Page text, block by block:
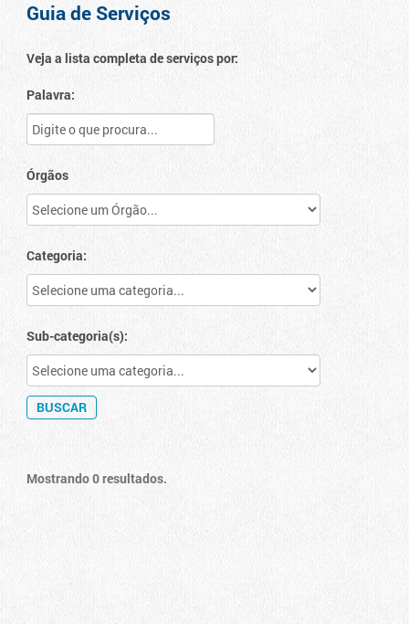
Guia de Serviços
Veja a lista completa de serviços por:
Palavra:
Órgãos
Categoria:
Sub-categoria(s):
Mostrando 0 resultados.